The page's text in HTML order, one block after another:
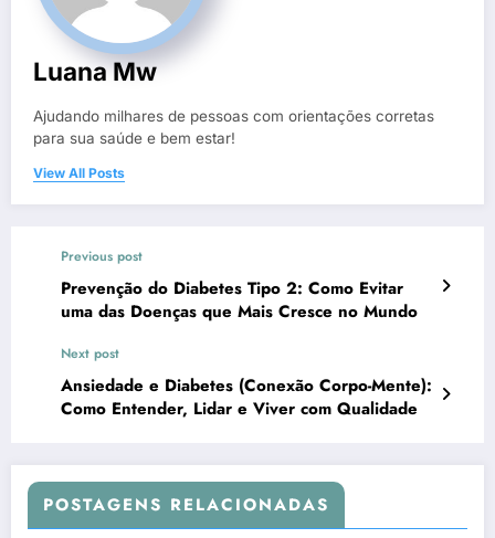
Luana Mw
Ajudando milhares de pessoas com orientações corretas
para sua saúde e bem estar!
View All Posts
Previous post
Prevenção do Diabetes Tipo 2: Como Evitar
uma das Doenças que Mais Cresce no Mundo
Next post
Ansiedade e Diabetes (Conexão Corpo-Mente):
Como Entender, Lidar e Viver com Qualidade
POSTAGENS RELACIONADAS